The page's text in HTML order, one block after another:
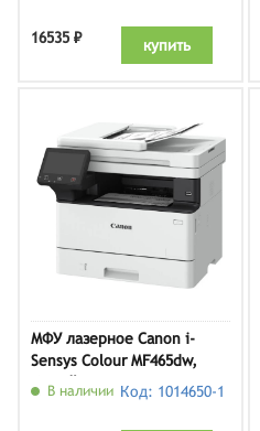
16535 ₽ купить
МФУ лазерное Canon i-
Sensys Colour MF465dw,
белый
В наличии Код: 1014650-1